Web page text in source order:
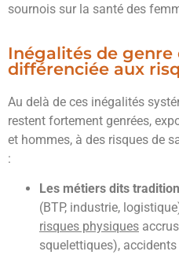
sournois sur la santé des
Inégalités de
différenciée aux
Au delà de ces inégalités
restent fortement genrées,
et hommes, à des risques de
:
Les métiers dits
(BTP, industrie,
risques physiques
squelettiques),